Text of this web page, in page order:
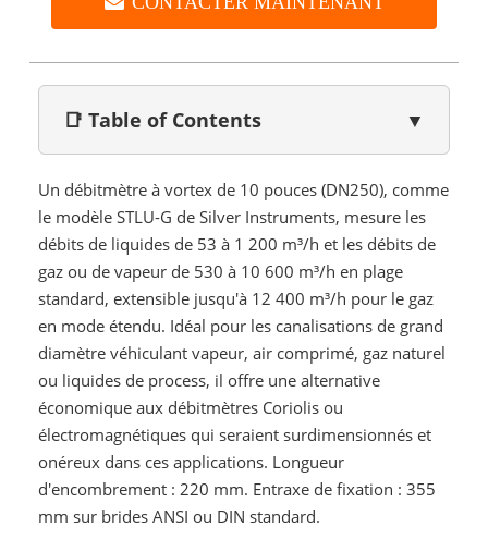
📑 Table of Contents ▼
Un débitmètre à vortex de 10 pouces (DN250), comme
le modèle STLU-G de Silver Instruments, mesure les
débits de liquides de 53 à 1 200 m³/h et les débits de
gaz ou de vapeur de 530 à 10 600 m³/h en plage
standard, extensible jusqu'à 12 400 m³/h pour le gaz
en mode étendu. Idéal pour les canalisations de grand
diamètre véhiculant vapeur, air comprimé, gaz naturel
ou liquides de process, il offre une alternative
économique aux débitmètres Coriolis ou
électromagnétiques qui seraient surdimensionnés et
onéreux dans ces applications. Longueur
d'encombrement : 220 mm. Entraxe de fixation : 355
mm sur brides ANSI ou DIN standard.